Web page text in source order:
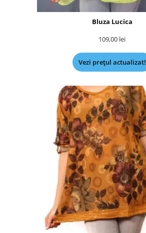
Bluza Lucica
109,00 lei
Vezi prețul actualizat!